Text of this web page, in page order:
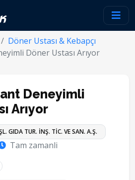
Döner Ustası & Kebapçı
Döner Ustası Arıyor
Deneyimli
Arıyor
GIDA TUR. İNŞ. TİC. VE SAN. A.Ş.
Tam zamanli